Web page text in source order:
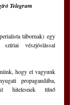
Telegram
tábornak) egy
vészjóslással
hogy el vagyunk
propagandába,
hitelesnek tűnő